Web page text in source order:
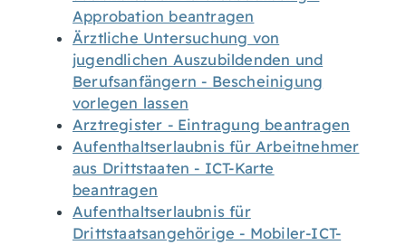
Approbation beantragen
Ärztliche Untersuchung von
jugendlichen Auszubildenden und
Berufsanfängern - Bescheinigung
vorlegen lassen
Arztregister - Eintragung beantragen
Aufenthaltserlaubnis für Arbeitnehmer
aus Drittstaaten - ICT-Karte
beantragen
Aufenthaltserlaubnis für
Drittstaatsangehörige - Mobiler-ICT-